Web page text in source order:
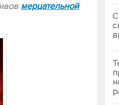
мерцательной